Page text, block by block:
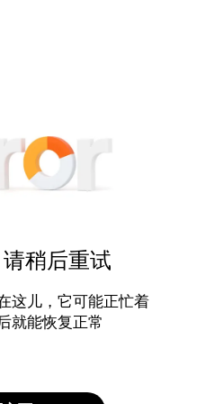
稍后重试
这儿，它可能正忙着
就能恢复正常